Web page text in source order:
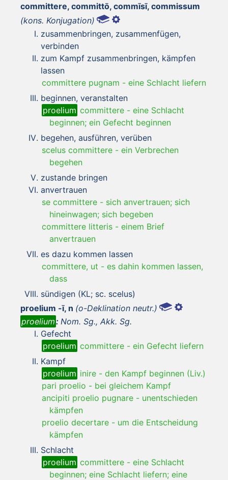
committere, committō, commīsī, commissum
(kons. Konjugation)
zusammenbringen, zusammenfügen,
verbinden
zum Kampf zusammenbringen, kämpfen
lassen
committere pugnam - eine Schlacht liefern
beginnen, veranstalten
proelium committere - eine Schlacht
beginnen; ein Gefecht beginnen
begehen, ausführen, verüben
scelus committere - ein Verbrechen
begehen
zustande bringen
anvertrauen
se committere - sich anvertrauen; sich
hineinwagen; sich begeben
committere litteris - einem Brief
anvertrauen
es dazu kommen lassen
committere, ut - es dahin kommen lassen,
dass
sündigen (KL; sc. scelus)
proelium -ī, n (o-Deklination neutr.)
proelium: Nom. Sg., Akk. Sg.
Gefecht
proelium committere - ein Gefecht liefern
Kampf
proelium inire - den Kampf beginnen (Liv.)
pari proelio - bei gleichem Kampf
ancipiti proelio pugnare - unentschieden
kämpfen
proelio decertare - um die Entscheidung
kämpfen
Schlacht
proelium committere - eine Schlacht
beginnen; eine Schlacht liefern; eine